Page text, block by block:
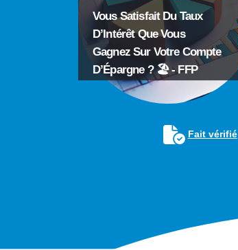
Vous Satisfait Du Taux
D’Intérêt Que Vous
Gagnez Sur Votre Compte
D’Épargne ? 🏖️ - FFP
Fait vérifié